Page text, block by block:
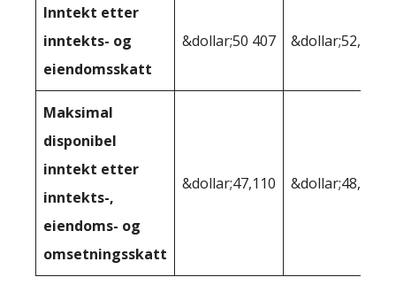
Inntekt etter
inntekts- og
eiendomsskatt
&dollar;50 407 &dollar;52,134
Maksimal
disponibel
inntekt etter
inntekts-,
eiendoms- og
omsetningsskatt
&dollar;47,110 &dollar;48,169